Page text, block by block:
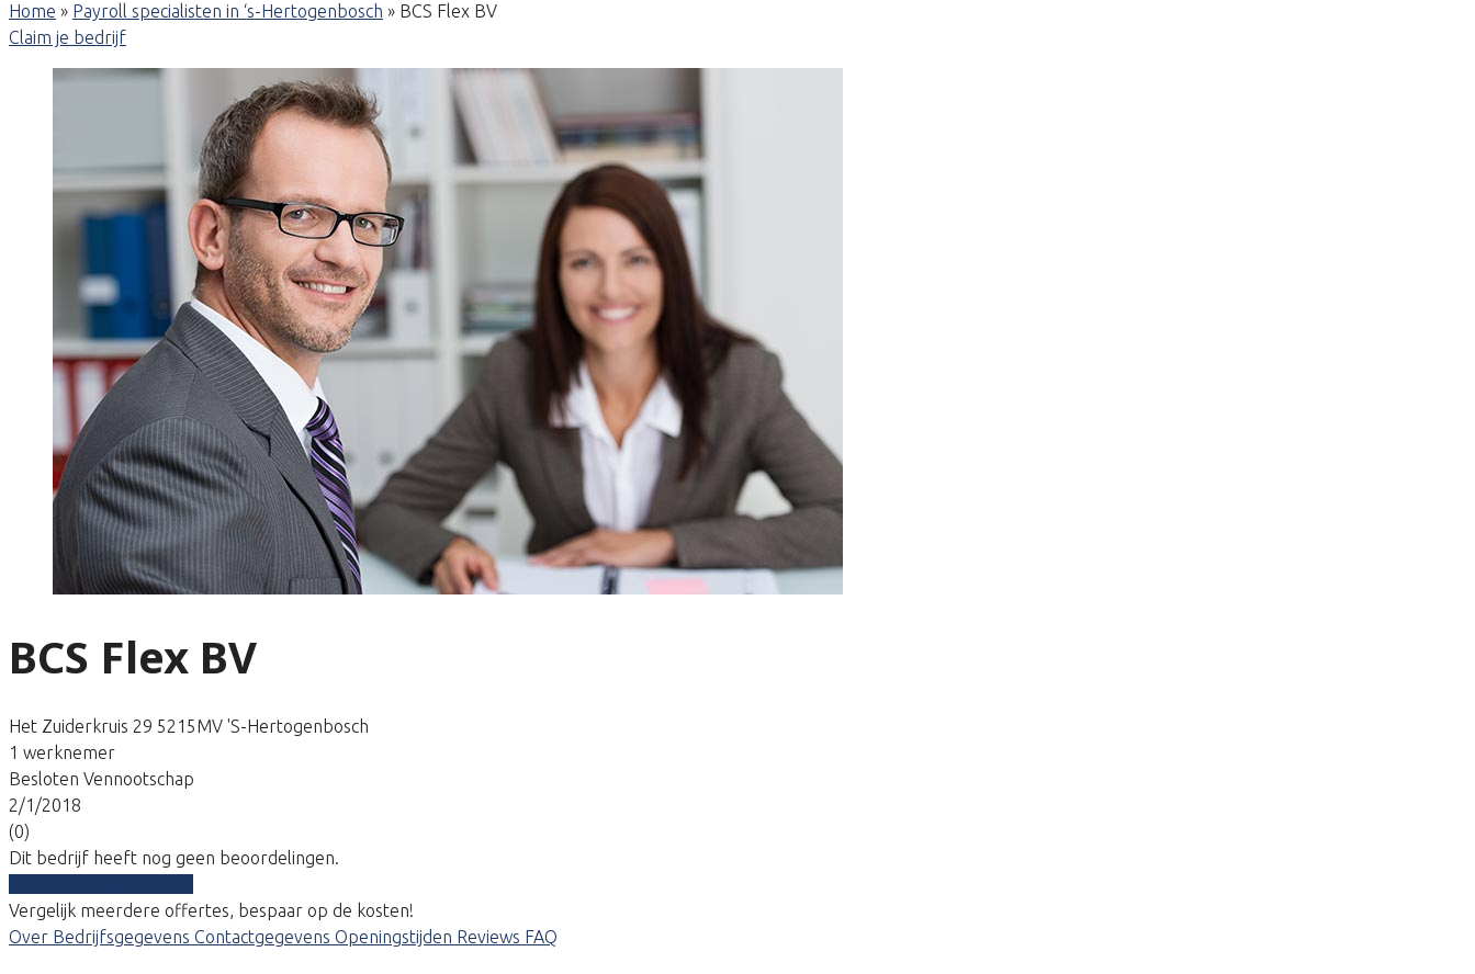
Home » Payroll specialisten in ‘s-Hertogenbosch » BCS Flex BV
Claim je bedrijf
BCS Flex BV
Het Zuiderkruis 29 5215MV 'S-Hertogenbosch
1 werknemer
Besloten Vennootschap
2/1/2018
(0)
Dit bedrijf heeft nog geen beoordelingen.
Vergelijk meerdere offertes, bespaar op de kosten!
Over Bedrijfsgegevens Contactgegevens Openingstijden Reviews FAQ